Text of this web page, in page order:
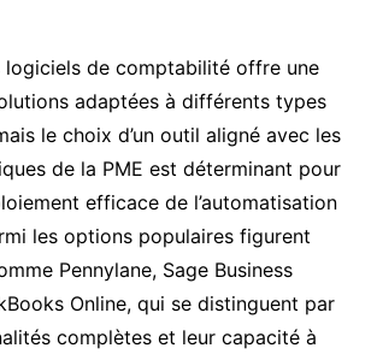
logiciels de comptabilité offre une
adaptées à différents types
le choix d’un outil aligné avec les
de la PME est déterminant pour
efficace de l’automatisation
les options populaires figurent
Pennylane, Sage Business
Online, qui se distinguent par
complètes et leur capacité à